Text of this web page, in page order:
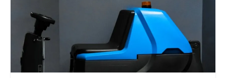
Jarosławiu, ze swoim eleganckim designem i szeroką ofertą,
ma szansę na zbudowanie silniejszych relacji z klientami
dzięki większej efektywności obsługi.